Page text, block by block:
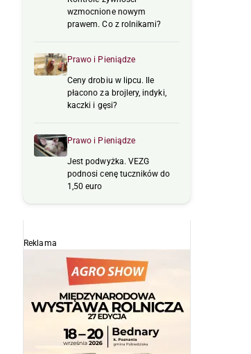
wzmocnione nowym
prawem. Co z rolnikami?
Prawo i Pieniądze
Ceny drobiu w lipcu. Ile
płacono za brojlery, indyki,
kaczki i gęsi?
Prawo i Pieniądze
Jest podwyżka. VEZG
podnosi cenę tuczników do
1,50 euro
Reklama